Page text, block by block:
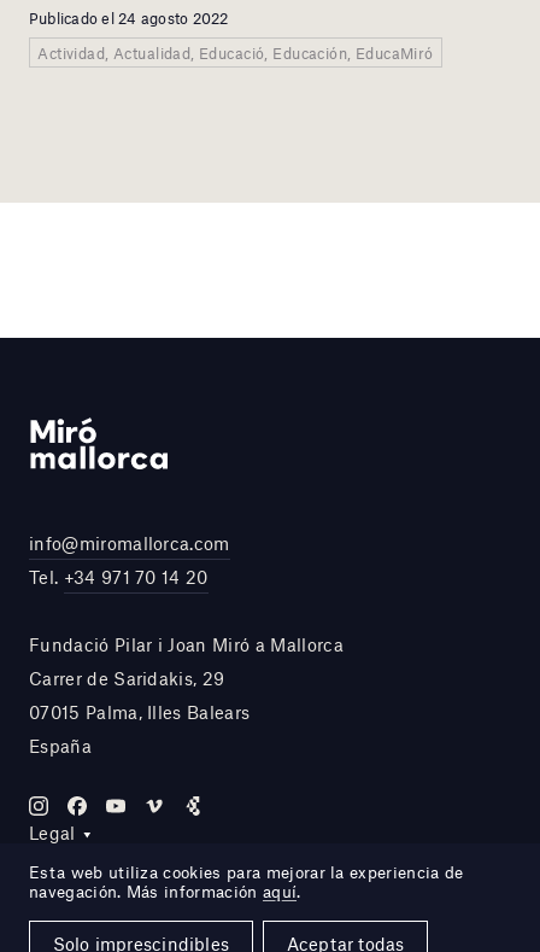
Publicado el 24 agosto 2022
Actividad, Actualidad, Educació, Educación, EducaMiró
info@miromallorca.com
Tel. +34 971 70 14 20
Fundació Pilar i Joan Miró a Mallorca
Carrer de Saridakis, 29
07015 Palma, Illes Balears
España
Legal
Site by DOMO—A
Esta web utiliza cookies para mejorar la experiencia de
navegación. Más información aquí.
Solo imprescindibles Aceptar todas